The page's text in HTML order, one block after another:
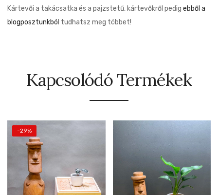
Kártevői a takácsatka és a pajzstetű, kártevőkről pedig ebből a
blogposztunkbó l tudhatsz meg többet!
Kapcsolódó Termékek
-29%